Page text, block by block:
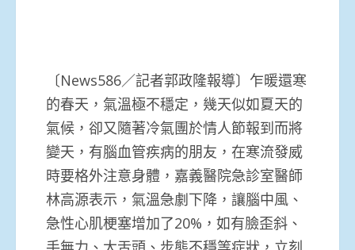
〔News586／記者郭政隆報導〕乍暖還寒
的春天，氣溫極不穩定，幾天似如夏天的
氣候，卻又隨著冷氣團於情人節報到而將
變天，有腦血管疾病的朋友，在寒流發威
時要格外注意身體，嘉義醫院急診室醫師
林高源表示，氣溫急劇下降，讓腦中風、
急性心肌梗塞增加了20%，如有臉歪斜、